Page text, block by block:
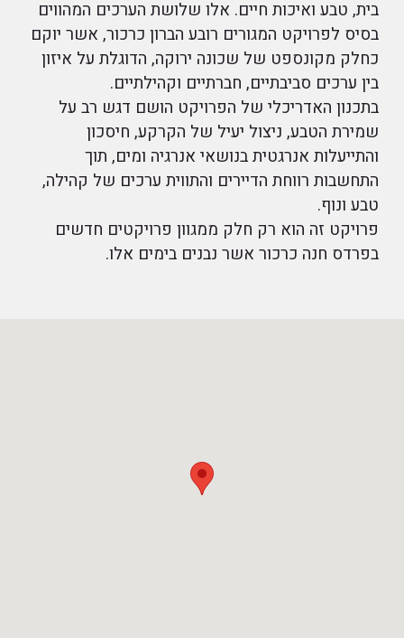
בית, טבע ואיכות חיים. אלו שלושת הערכים המהווים
בסיס לפרויקט המגורים רובע הברון כרכור, אשר יוקם
כחלק מקונספט של שכונה ירוקה, הדוגלת על איזון
בין ערכים סביבתיים, חברתיים וקהילתיים.
בתכנון האדריכלי של הפרויקט הושם דגש רב על
שמירת הטבע, ניצול יעיל של הקרקע, חיסכון
והתייעלות אנרגטית בנושאי אנרגיה ומים, תוך
התחשבות רווחת הדיירים והתווית ערכים של קהילה,
טבע ונוף.
פרויקט זה הוא רק חלק ממגוון פרויקטים חדשים
בפרדס חנה כרכור אשר נבנים בימים אלו.